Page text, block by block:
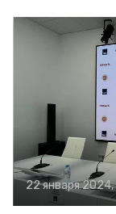
22 января 2024,